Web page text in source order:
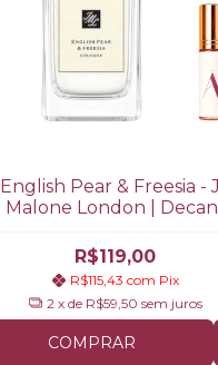
English Pear & Freesia -
Malone London |
R$119,00
R$115,43 com Pix
2 x de R$59,50 sem juros
COMPRAR